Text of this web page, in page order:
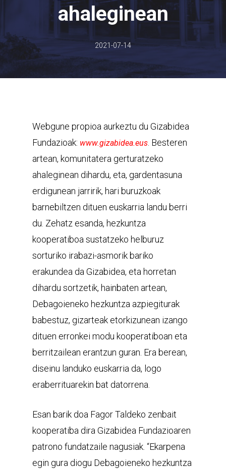
ahaleginean
2021-07-14
Webgune propioa aurkeztu du Gizabidea
Fundazioak: www.gizabidea.eus . Besteren
artean, komunitatera gerturatzeko
ahaleginean dihardu, eta, gardentasuna
erdigunean jarririk, hari buruzkoak
barnebiltzen dituen euskarria landu berri
du. Zehatz esanda, hezkuntza
kooperatiboa sustatzeko helburuz
sorturiko irabazi-asmorik bariko
erakundea da Gizabidea, eta horretan
dihardu sortzetik, hainbaten artean,
Debagoieneko hezkuntza azpiegiturak
babestuz, gizarteak etorkizunean izango
dituen erronkei modu kooperatiboan eta
berritzailean erantzun guran. Era berean,
diseinu landuko euskarria da, logo
eraberrituarekin bat datorrena.
Esan barik doa Fagor Taldeko zenbait
kooperatiba dira Gizabidea Fundazioaren
patrono fundatzaile nagusiak. “Ekarpena
egin gura diogu Debagoieneko hezkuntza